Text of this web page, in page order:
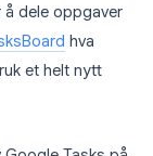
å dele oppgaver
hva
et helt nytt